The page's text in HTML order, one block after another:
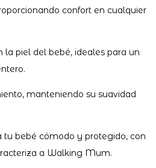
confort en cualquier
piel del bebé, ideales para un
manteniendo su suavidad
tu bebé cómodo y protegido, con
a Walking Mum.